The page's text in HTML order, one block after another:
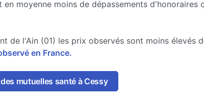
en moyenne moins de dépassements d'honoraires
de l'Ain (01) les prix observés sont moins élevés
en France.
mutuelles santé à Cessy